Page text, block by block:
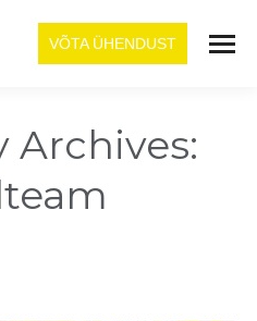
VÕTA ÜHENDUST
Archives: